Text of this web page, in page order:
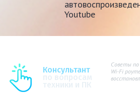
Youtube
Консультант
по вопросам
Советы по
Wi-Fi